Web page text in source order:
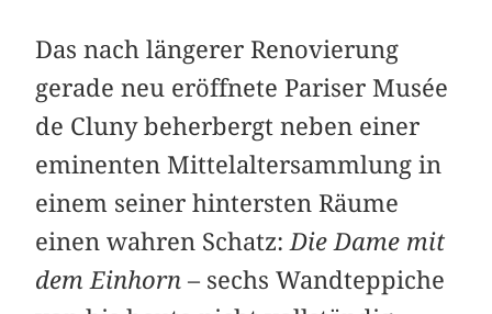
Das nach längerer Renovierung
gerade neu eröffnete Pariser Musée
de Cluny beherbergt neben einer
eminenten Mittelaltersammlung in
einem seiner hintersten Räume
einen wahren Schatz: Die Dame mit
dem Einhorn – sechs Wandteppiche